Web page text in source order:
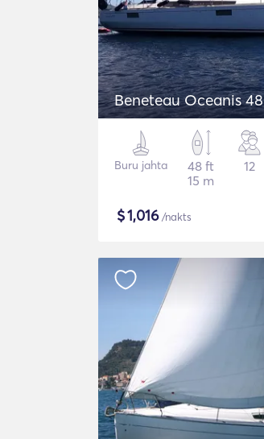
Beneteau Oceanis 48
Buru jahta
48 ft
15 m
12
$1,016/nakts